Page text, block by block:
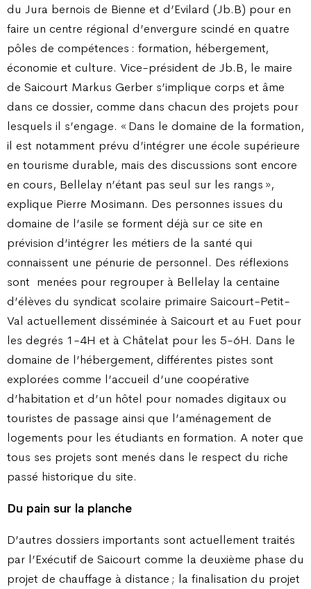
du Jura bernois de Bienne et d’Evilard (Jb.B) pour en
faire un centre régional d’envergure scindé en quatre
pôles de compétences : formation, hébergement,
économie et culture. Vice-président de Jb.B, le maire
de Saicourt Markus Gerber s’implique corps et âme
dans ce dossier, comme dans chacun des projets pour
lesquels il s’engage. « Dans le domaine de la formation,
il est notamment prévu d’intégrer une école supérieure
en tourisme durable, mais des discussions sont encore
en cours, Bellelay n’étant pas seul sur les rangs »,
explique Pierre Mosimann. Des personnes issues du
domaine de l’asile se forment déjà sur ce site en
prévision d’intégrer les métiers de la santé qui
connaissent une pénurie de personnel. Des réflexions
sont menées pour regrouper à Bellelay la centaine
d’élèves du syndicat scolaire primaire Saicourt-Petit-
Val actuellement disséminée à Saicourt et au Fuet pour
les degrés 1-4H et à Châtelat pour les 5-6H. Dans le
domaine de l’hébergement, différentes pistes sont
explorées comme l’accueil d’une coopérative
d’habitation et d’un hôtel pour nomades digitaux ou
touristes de passage ainsi que l’aménagement de
logements pour les étudiants en formation. A noter que
tous ses projets sont menés dans le respect du riche
passé historique du site.
Du pain sur la planche
D’autres dossiers importants sont actuellement traités
par l’Exécutif de Saicourt comme la deuxième phase du
projet de chauffage à distance ; la finalisation du projet